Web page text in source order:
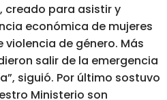
para asistir y
económica de mujeres
violencia de género. Más
salir de la emergencia
siguió. Por último sostuvo
Ministerio son